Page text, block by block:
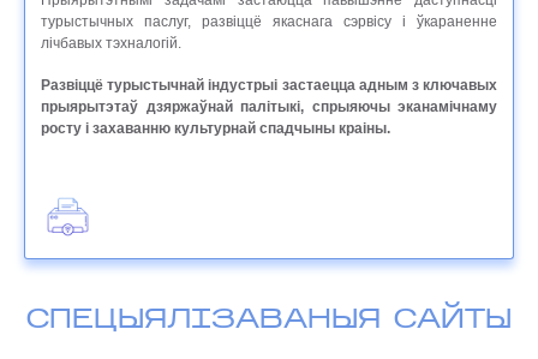
турыстычных паслуг, развіццё якаснага сэрвісу і ўкараненне
лічбавых тэхналогій.
Развіццё турыстычнай індустрыі застаецца адным з ключавых
прыярытэтаў дзяржаўнай палітыкі, спрыяючы эканамічнаму
росту і захаванню культурнай спадчыны краіны.
СПЕЦЫЯЛІЗАВАНЫЯ САЙТЫ